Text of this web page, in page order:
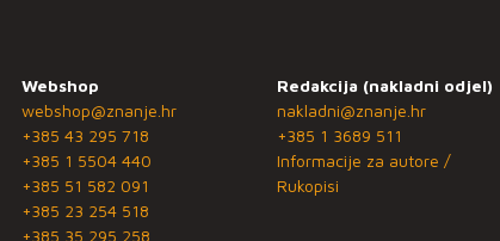
Webshop
webshop@znanje.hr
+385 43 295 718
+385 1 5504 440
+385 51 582 091
+385 23 254 518
+385 35 295 258
Redakcija (nakladni odjel)
nakladni@znanje.hr
+385 1 3689 511
Informacije za autore /
Rukopisi